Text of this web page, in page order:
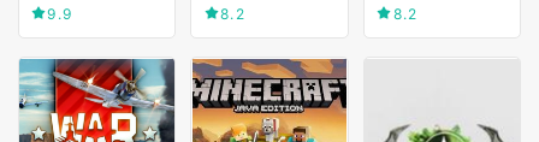
9.9 8.2 8.2